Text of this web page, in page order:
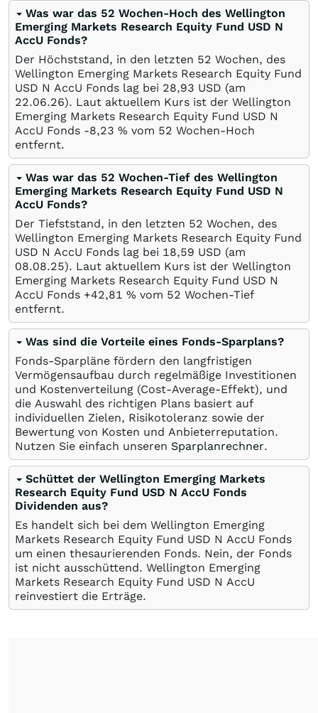
Was war das 52 Wochen-Hoch des Wellington
Emerging Markets Research Equity Fund USD N
AccU Fonds?
Der Höchststand, in den letzten 52 Wochen, des
Wellington Emerging Markets Research Equity Fund
USD N AccU Fonds lag bei 28,93 USD (am
22.06.26). Laut aktuellem Kurs ist der Wellington
Emerging Markets Research Equity Fund USD N
AccU Fonds -8,23 % vom 52 Wochen-Hoch
entfernt.
Was war das 52 Wochen-Tief des Wellington
Emerging Markets Research Equity Fund USD N
AccU Fonds?
Der Tiefststand, in den letzten 52 Wochen, des
Wellington Emerging Markets Research Equity Fund
USD N AccU Fonds lag bei 18,59 USD (am
08.08.25). Laut aktuellem Kurs ist der Wellington
Emerging Markets Research Equity Fund USD N
AccU Fonds +42,81 % vom 52 Wochen-Tief
entfernt.
Was sind die Vorteile eines Fonds-Sparplans?
Fonds-Sparpläne fördern den langfristigen
Vermögensaufbau durch regelmäßige Investitionen
und Kostenverteilung (Cost-Average-Effekt), und
die Auswahl des richtigen Plans basiert auf
individuellen Zielen, Risikotoleranz sowie der
Bewertung von Kosten und Anbieterreputation.
Nutzen Sie einfach unseren Sparplanrechner.
Schüttet der Wellington Emerging Markets
Research Equity Fund USD N AccU Fonds
Dividenden aus?
Es handelt sich bei dem Wellington Emerging
Markets Research Equity Fund USD N AccU Fonds
um einen thesaurierenden Fonds. Nein, der Fonds
ist nicht ausschüttend. Wellington Emerging
Markets Research Equity Fund USD N AccU
reinvestiert die Erträge.